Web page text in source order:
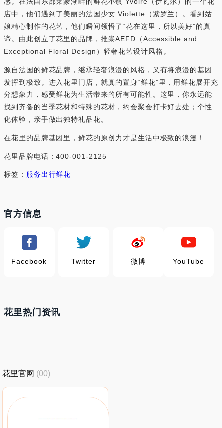
店中，他们遇到了美丽的法国少女 Violette（紫罗兰）。看到姑
娘精心制作的花艺，他们瞬间领悟了“花在这里，所以美好”的真
谛。由此创立了花里的品牌，推崇AEFD（Accessible and
Exceptional Floral Design）轻奢花艺设计风格。
源自法国的鲜花品牌，继承轻奢浪漫的风格，又有将浪漫的基因
发挥到极致。进入花里门店，就真的置身“鲜花”里，用鲜花展开充
分想象力，感受鲜花为生活带来的所有可能性。这里，你永远能
找到齐备的当季花材和特殊的花材，约会聚会打卡好去处；个性
化体验，亲手做出独特礼品花。
在花里的品牌基因里，鲜花的原创力才是生活中极致的浪漫！
花里品牌电话：400-001-2125
标签： 服务出行鲜花
官方信息
Facebook Twitter 微博 YouTube
花里热门资讯
花里官网 (00)